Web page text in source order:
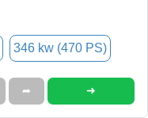
346 kw (470 PS)
➦ ➜